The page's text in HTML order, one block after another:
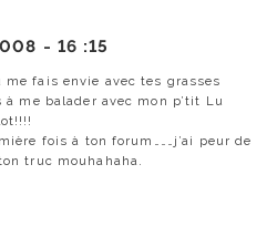
- 16 :15
fais envie avec tes grasses
me balader avec mon p’tit Lu
fois à ton forum………j’ai peur de
truc mouhahaha.